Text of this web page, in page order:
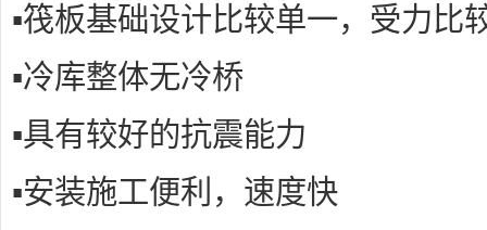
▪筏板基础设计比较单一，受力比
▪冷库整体无冷桥
▪具有较好的抗震能力
▪安装施工便利，速度快